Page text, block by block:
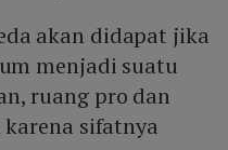
akan didapat jika
menjadi suatu
ruang pro dan
sifatnya